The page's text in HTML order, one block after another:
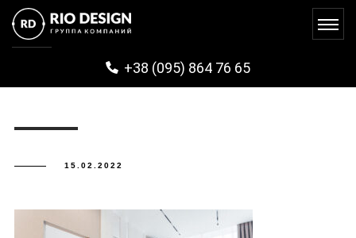
+38 (095) 864 76 65
IMG_0718
15.02.2022